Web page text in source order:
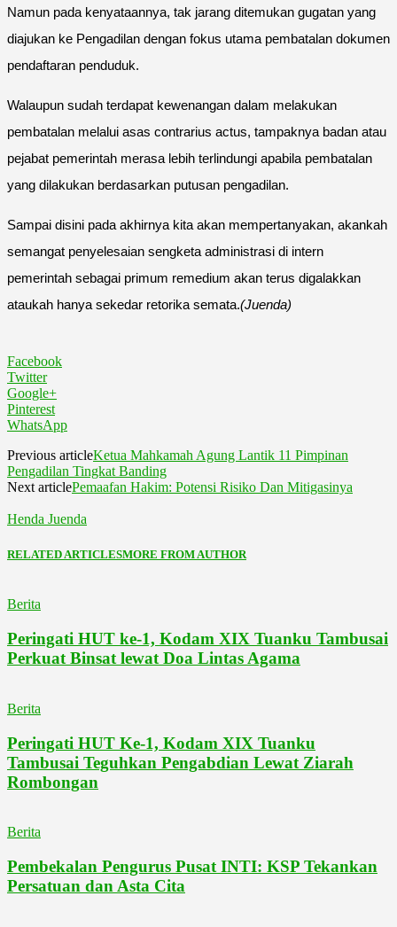
Namun pada kenyataannya, tak jarang ditemukan gugatan yang
diajukan ke Pengadilan dengan fokus utama pembatalan dokumen
pendaftaran penduduk.
Walaupun sudah terdapat kewenangan dalam melakukan
pembatalan melalui asas contrarius actus, tampaknya badan atau
pejabat pemerintah merasa lebih terlindungi apabila pembatalan
yang dilakukan berdasarkan putusan pengadilan.
Sampai disini pada akhirnya kita akan mempertanyakan, akankah
semangat penyelesaian sengketa administrasi di intern
pemerintah sebagai primum remedium akan terus digalakkan
ataukah hanya sekedar retorika semata.(Juenda)
Facebook
Twitter
Google+
Pinterest
WhatsApp
Previous articleKetua Mahkamah Agung Lantik 11 Pimpinan
Pengadilan Tingkat Banding
Next articlePemaafan Hakim: Potensi Risiko Dan Mitigasinya
Henda Juenda
RELATED ARTICLESMORE FROM AUTHOR
Berita
Peringati HUT ke-1, Kodam XIX Tuanku Tambusai
Perkuat Binsat lewat Doa Lintas Agama
Berita
Peringati HUT Ke-1, Kodam XIX Tuanku
Tambusai Teguhkan Pengabdian Lewat Ziarah
Rombongan
Berita
Pembekalan Pengurus Pusat INTI: KSP Tekankan
Persatuan dan Asta Cita